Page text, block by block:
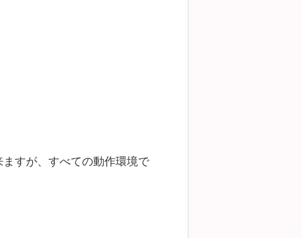
すが、すべての動作環境で